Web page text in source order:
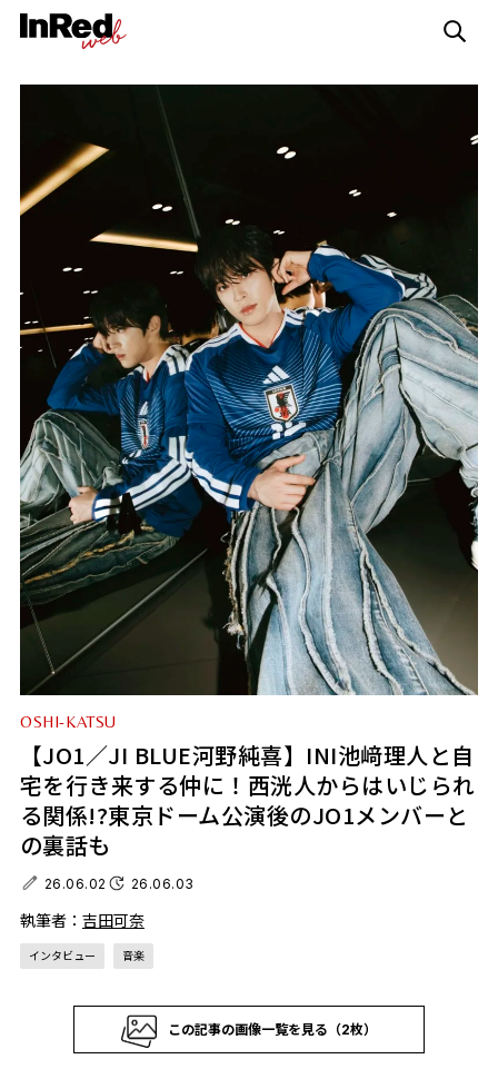
OSHI-KATSU
【JO1／JI BLUE河野純喜】INI池﨑理人と自
宅を行き来する仲に！西洸人からはいじられ
る関係!?東京ドーム公演後のJO1メンバーと
の裏話も
26.06.02 26.06.03
執筆者： 吉田可奈
インタビュー 音楽
この記事の画像一覧を見る（2枚）